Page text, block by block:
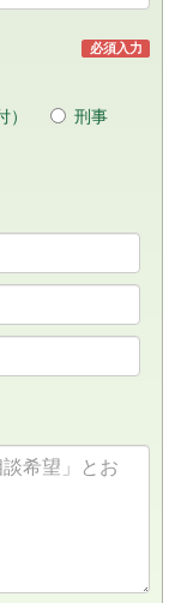
必須入力
刑事